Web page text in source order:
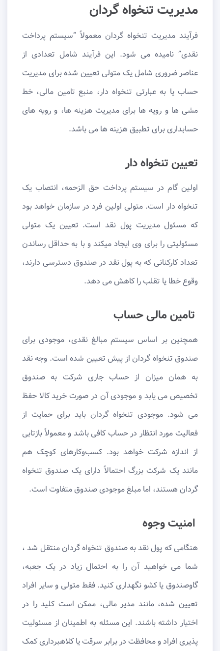
مدیریت تنخواه گردان
فرآیند مدیریت تنخواه گردان معمولاً “سیستم پرداخت
نقدی” نامیده می شود. این فرآیند شامل تعدادی از
عناصر ضروری شامل یک متولی تعیین شده برای مدیریت
حساب یا به عبارتی تنخواه دار، منبع تامین مالی، خط
مشی ها و رویه ها برای مدیریت هزینه ها، و رویه های
حسابداری برای تطبیق هزینه ها می باشد.
تعیین تنخواه دار
اولین گام در سیستم پرداخت حق الزحمه، انتصاب یک
تنخواه دار است. متولی اولین فرد در سازمان خواهد بود
که مسئول مدیریت پول نقد است. تعیین یک متولی
مسئولیتی را برای وی ایجاد میکند و با به حداقل رساندن
تعداد کارکنانی که به پول نقد در صندوق دسترسی دارند،
وقوع خطا یا تقلب را کاهش می دهد.
تامین مالی حساب
همچنین بر اساس سیستم مبالغ نقدی، موجودی برای
صندوق تنخواه گردان از پیش تعیین شده است. وجه نقد
به همان میزان از حساب جاری شرکت به صندوق
تخصیص می یابد و موجودی آن در صورت خرید کالا حفظ
می شود. موجودی تنخواه گردان باید برای حمایت از
فعالیت مورد انتظار در حساب کافی باشد و معمولاً بازتابی
از اندازه شرکت خواهد بود. کسب‌وکارهای کوچک هم
مانند یک شرکت بزرگ احتمالاً دارای یک صندوق تنخواه
گردان هستند، اما مبلغ موجودی صندوق متفاوت است.
امنیت وجوه
هنگامی که پول نقد به صندوق تنخواه گردان منتقل شد ،
شما می خواهید آن را به احتمال زیاد در یک جعبه،
گاوصندوق یا کشو نگهداری کنید. فقط متولی و سایر افراد
تعیین شده، مانند مدیر مالی، ممکن است کلید را در
اختیار داشته باشند. این مسئله به اطمینان از مسئولیت
پذیری افراد و محافظت در برابر سرقت یا کلاهبرداری کمک